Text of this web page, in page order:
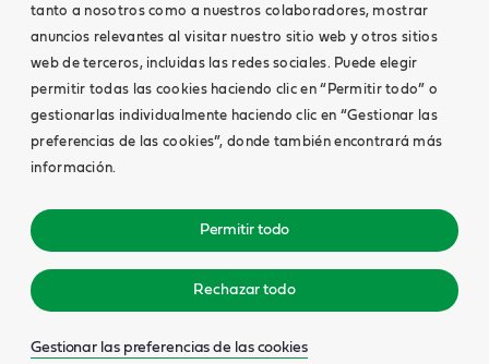
tanto a nosotros como a nuestros colaboradores, mostrar
anuncios relevantes al visitar nuestro sitio web y otros sitios
web de terceros, incluidas las redes sociales. Puede elegir
permitir todas las cookies haciendo clic en “Permitir todo” o
gestionarlas individualmente haciendo clic en “Gestionar las
preferencias de las cookies”, donde también encontrará más
información.
Permitir todo
Rechazar todo
Gestionar las preferencias de las cookies